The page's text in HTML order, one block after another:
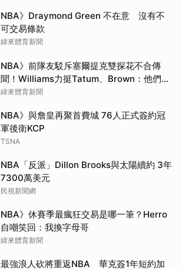
NBA》Draymond Green 不在意 沒有不
可交易條款
緯來體育新聞
NBA》前隊友駁斥塞爾提克雙探花不合傳
聞！Williams力挺Tatum、Brown：他們根
本不討厭彼此
緯來體育新聞
NBA》與詹皇再聚首費城 76人正式簽約冠
軍後衛KCP
TSNA
NBA「反派」Dillon Brooks與太陽續約 3年
7300萬美元
民視新聞網
NBA》休賽季最瘋狂交易是哪一筆？Herro
自嘲笑回：我換字母哥
緯來體育新聞
最強浪人砍將重返NBA 華克簽1年短約加